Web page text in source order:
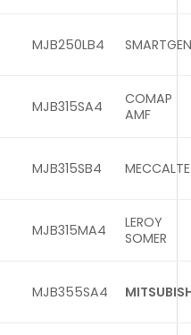
MJB250LB4
MJB315SA4
COMAP
AMF
MJB315SB4 MECCALTE
MJB315MA4
LEROY
SOMER
MJB355SA4